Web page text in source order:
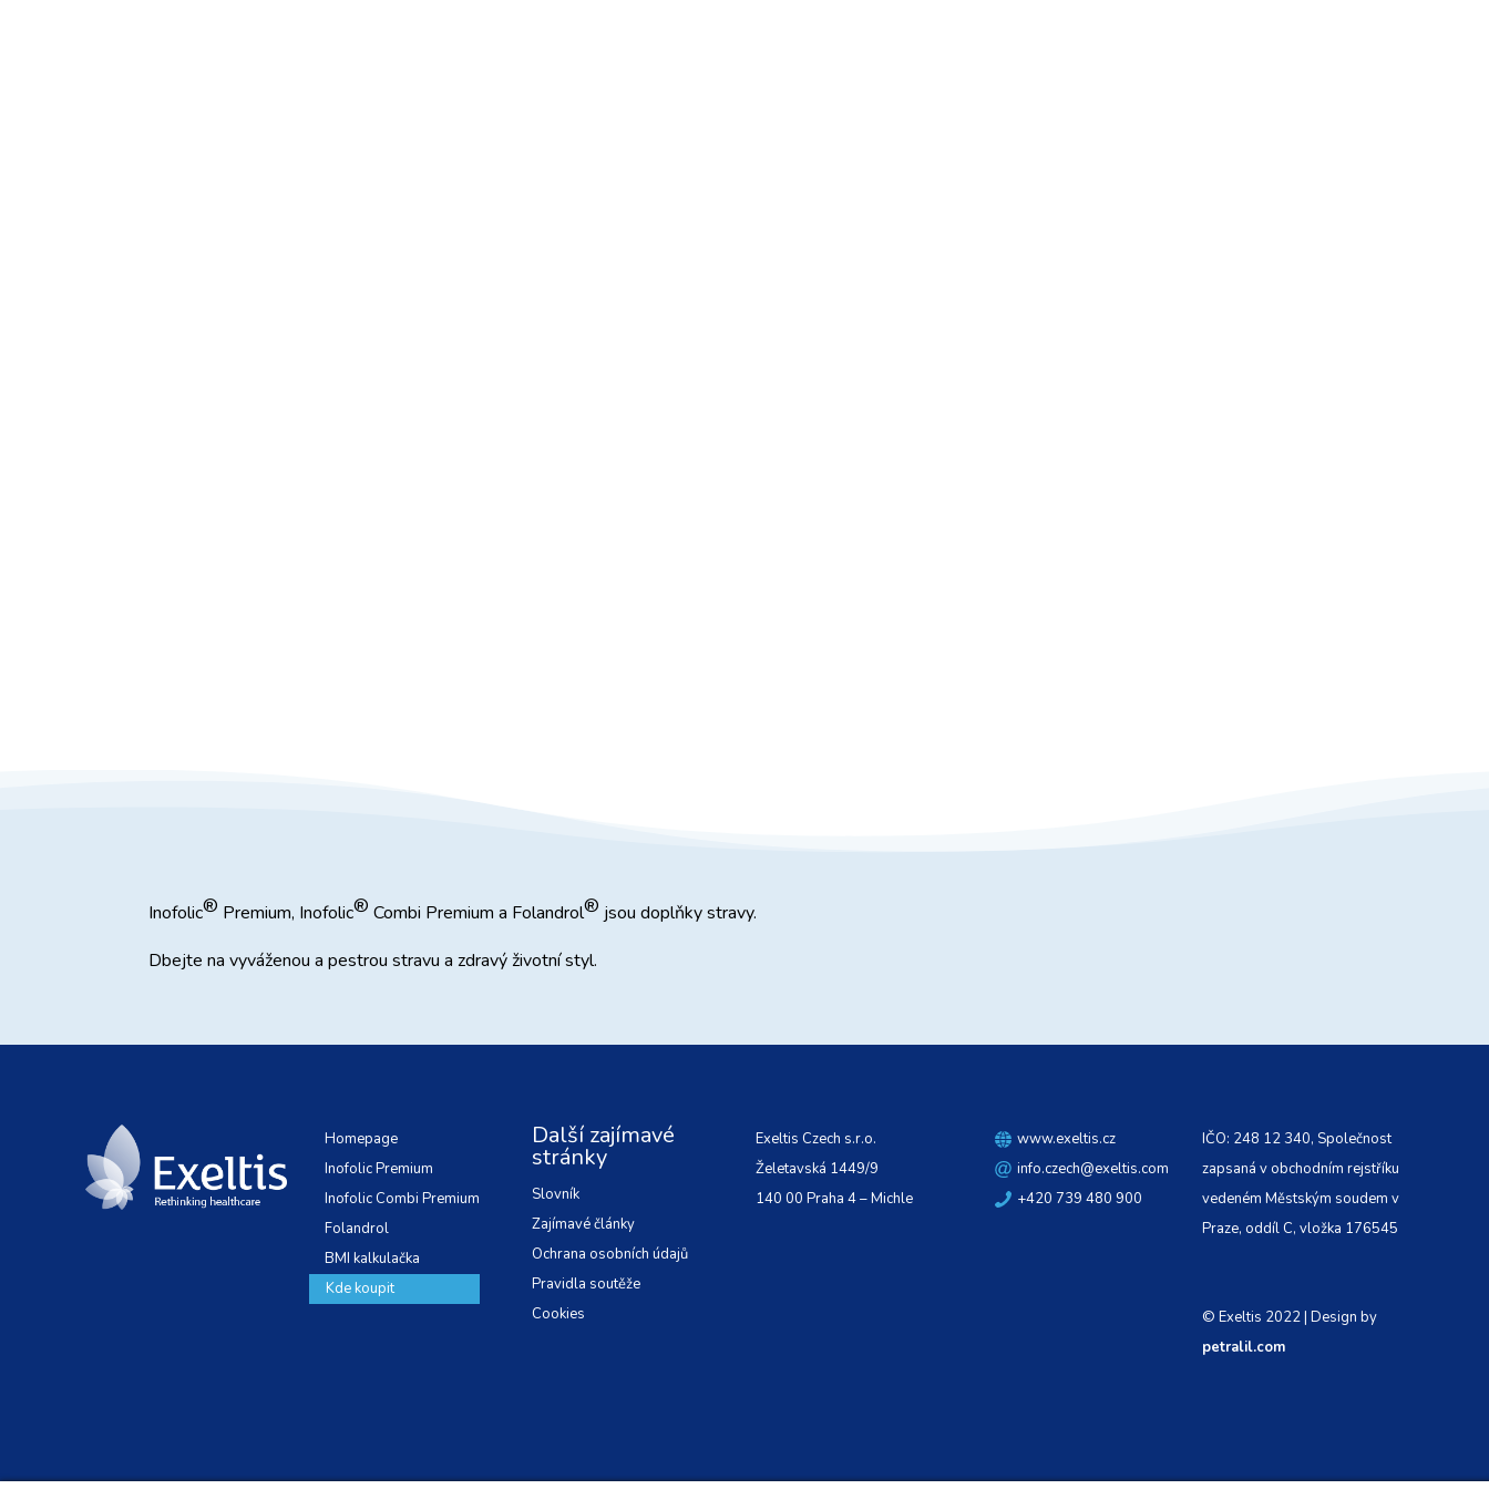
Inofolic® Premium, Inofolic® Combi Premium a Folandrol® jsou doplňky stravy.
Dbejte na vyváženou a pestrou stravu a zdravý životní styl.
Homepage
Inofolic Premium
Inofolic Combi Premium
Folandrol
BMI kalkulačka
Kde koupit
Další zajímavé
stránky
Slovník
Zajímavé články
Ochrana osobních údajů
Pravidla soutěže
Cookies
Exeltis Czech s.r.o.
Želetavská 1449/9
140 00 Praha 4 – Michle
www.exeltis.cz
info.czech@exeltis.com
+420 739 480 900
IČO: 248 12 340, Společnost
zapsaná v obchodním rejstříku
vedeném Městským soudem v
Praze, oddíl C, vložka 176545
© Exeltis 2022 | Design by
petralil.com